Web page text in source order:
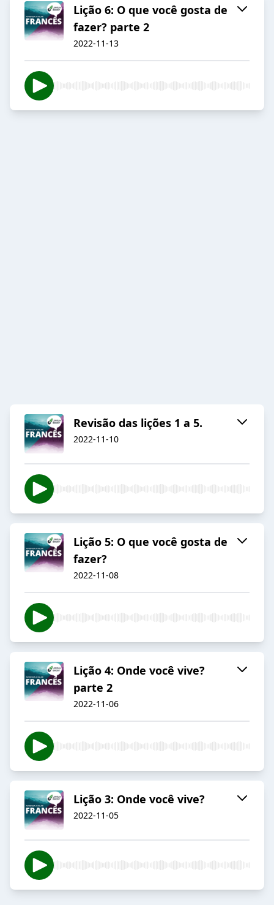
Lição 6: O que você gosta de
fazer? parte 2
2022-11-13
Revisão das lições 1 a 5.
2022-11-10
Lição 5: O que você gosta de
fazer?
2022-11-08
Lição 4: Onde você vive?
parte 2
2022-11-06
Lição 3: Onde você vive?
2022-11-05